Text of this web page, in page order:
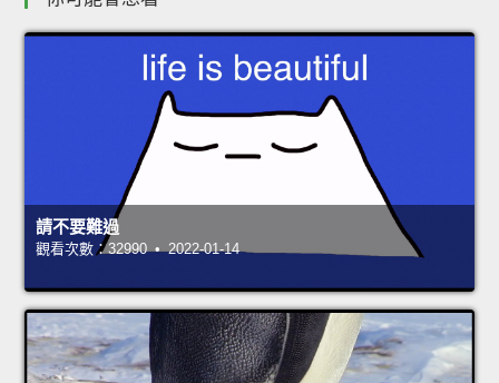
請不要難過
觀看次數：32990 • 2022-01-14